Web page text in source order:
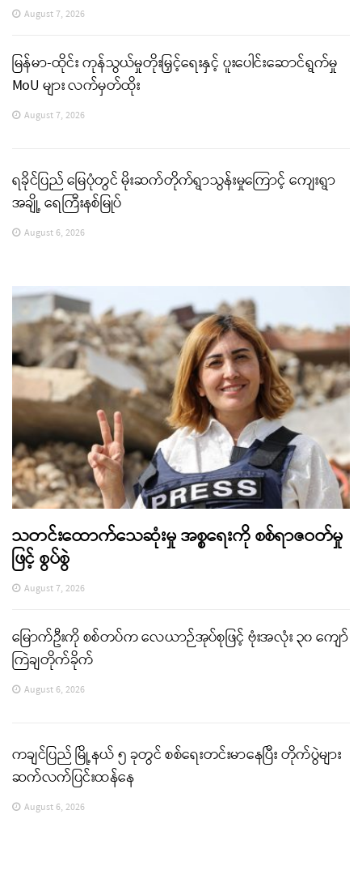
August 7, 2026
မြန်မာ-ထိုင်း ကုန်သွယ်မှုတိုးမြှင့်ရေးနှင့် ပူးပေါင်းဆောင်ရွက်မှု
MoU များ လက်မှတ်ထိုး
August 7, 2026
ရခိုင်ပြည် မြေပုံတွင် မိုးဆက်တိုက်ရွာသွန်းမှုကြောင့် ကျေးရွာ
အချို့ ရေကြီးနစ်မြုပ်
August 6, 2026
သတင်းထောက်သေဆုံးမှု အစ္စရေးကို စစ်ရာဇဝတ်မှု
ဖြင့် စွပ်စွဲ
August 7, 2026
မြောက်ဦးကို စစ်တပ်က လေယာဉ်အုပ်စုဖြင့် ဗုံးအလုံး ၃၀ ကျော်
ကြဲချတိုက်ခိုက်
August 6, 2026
ကချင်ပြည် မြို့နယ် ၅ ခုတွင် စစ်ရေးတင်းမာနေပြီး တိုက်ပွဲများ
ဆက်လက်ပြင်းထန်နေ
August 6, 2026